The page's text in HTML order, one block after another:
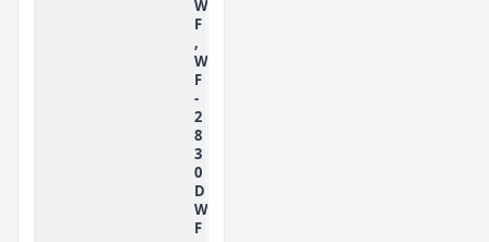
W
F
,
W
F
-
2
8
3
0
D
W
F